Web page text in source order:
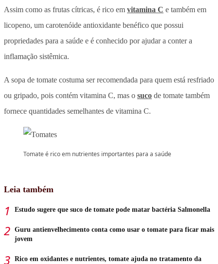
Assim como as frutas cítricas, é rico em vitamina C e também em
licopeno, um carotenóide antioxidante benéfico que possui
propriedades para a saúde e é conhecido por ajudar a conter a
inflamação sistêmica.
A sopa de tomate costuma ser recomendada para quem está resfriado
ou gripado, pois contém vitamina C, mas o suco de tomate também
fornece quantidades semelhantes de vitamina C.
Tomate é rico em nutrientes importantes para a saúde
Leia também
Estudo sugere que suco de tomate pode matar bactéria Salmonella
Guru antienvelhecimento conta como usar o tomate para ficar mais
jovem
Rico em oxidantes e nutrientes, tomate ajuda no tratamento da